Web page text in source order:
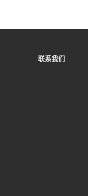
联系我们